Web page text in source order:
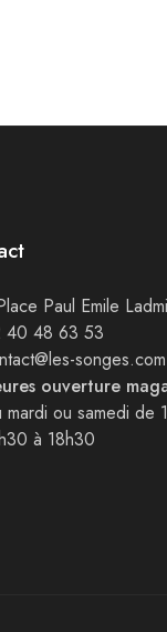
Paul Emile
40 48 63 53
songes.com
ouverture
mardi ou samedi de
à 18h30